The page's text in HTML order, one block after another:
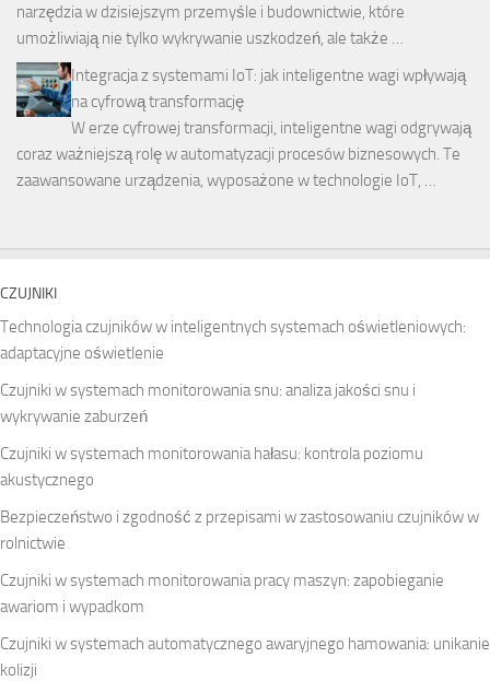
narzędzia w dzisiejszym przemyśle i budownictwie, które
umożliwiają nie tylko wykrywanie uszkodzeń, ale także …
Integracja z systemami IoT: jak inteligentne wagi wpływają
na cyfrową transformację
W erze cyfrowej transformacji, inteligentne wagi odgrywają
coraz ważniejszą rolę w automatyzacji procesów biznesowych. Te
zaawansowane urządzenia, wyposażone w technologie IoT, …
CZUJNIKI
Technologia czujników w inteligentnych systemach oświetleniowych:
adaptacyjne oświetlenie
Czujniki w systemach monitorowania snu: analiza jakości snu i
wykrywanie zaburzeń
Czujniki w systemach monitorowania hałasu: kontrola poziomu
akustycznego
Bezpieczeństwo i zgodność z przepisami w zastosowaniu czujników w
rolnictwie
Czujniki w systemach monitorowania pracy maszyn: zapobieganie
awariom i wypadkom
Czujniki w systemach automatycznego awaryjnego hamowania: unikanie
kolizji